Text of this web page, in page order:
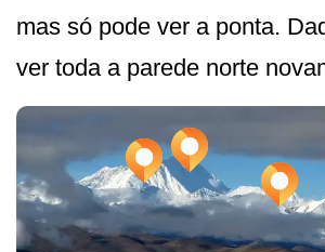
mas só pode ver a ponta.
ver toda a parede norte